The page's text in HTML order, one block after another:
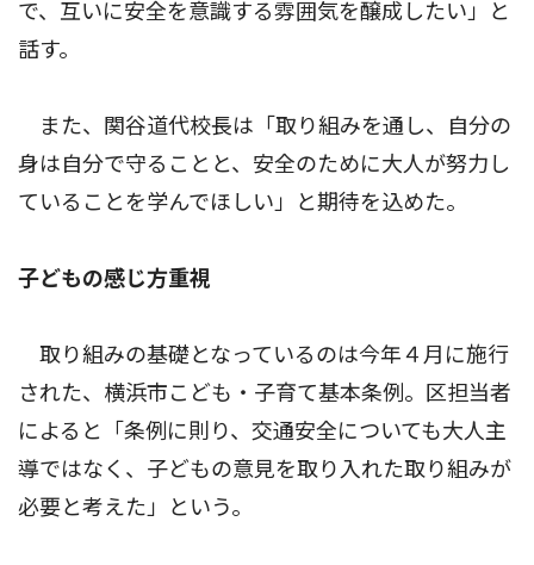
で、互いに安全を意識する雰囲気を醸成したい」と
話す。
また、関谷道代校長は「取り組みを通し、自分の
身は自分で守ることと、安全のために大人が努力し
ていることを学んでほしい」と期待を込めた。
子どもの感じ方重視
取り組みの基礎となっているのは今年４月に施行
された、横浜市こども・子育て基本条例。区担当者
によると「条例に則り、交通安全についても大人主
導ではなく、子どもの意見を取り入れた取り組みが
必要と考えた」という。